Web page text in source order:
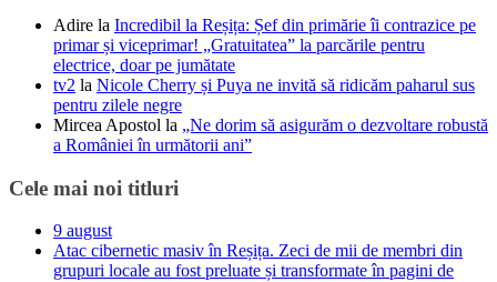
Adire la Incredibil la Reșița: Șef din primărie îi contrazice pe
primar și viceprimar! „Gratuitatea” la parcările pentru
electrice, doar pe jumătate
tv2 la Nicole Cherry și Puya ne invită să ridicăm paharul sus
pentru zilele negre
Mircea Apostol la „Ne dorim să asigurăm o dezvoltare robustă
a României în următorii ani”
Cele mai noi titluri
9 august
Atac cibernetic masiv în Reșița. Zeci de mii de membri din
grupuri locale au fost preluate și transformate în pagini de